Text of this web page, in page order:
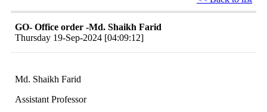
GO- Office order -Md. Shaikh Farid
Thursday 19-Sep-2024 [04:09:12]
Md. Shaikh Farid
Assistant Professor